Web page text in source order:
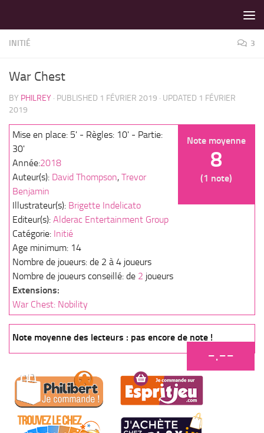
INITIÉ 3
War Chest
BY PHILREY · PUBLISHED 1 FÉVRIER 2019 · UPDATED 1 FÉVRIER
2019
Note moyenne
8
(1 note)
Mise en place: 5' - Règles: 10' - Partie:
30'
Année:2018
Auteur(s): David Thompson, Trevor
Benjamin
Illustrateur(s): Brigette Indelicato
Editeur(s): Alderac Entertainment Group
Catégorie: Initié
Age minimum: 14
Nombre de joueurs: de 2 à 4 joueurs
Nombre de joueurs conseillé: de 2 joueurs
Extensions:
War Chest: Nobility
Note moyenne des lecteurs : pas encore de note !
-.--